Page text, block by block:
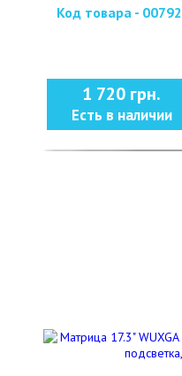
Код товара - 00792
1 720 грн.
Есть в наличии